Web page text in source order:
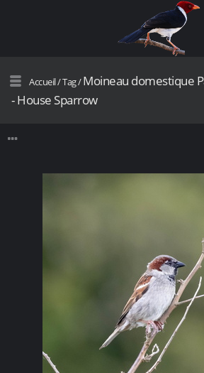
Accueil/Tag/Moineau domestique
- House Sparrow